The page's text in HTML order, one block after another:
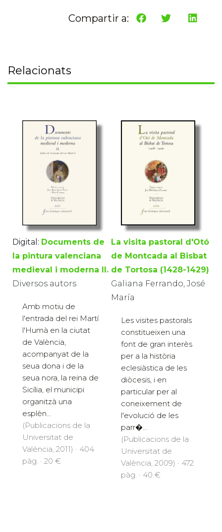
Compartir a:
Relacionats
Digital: Documents de
la pintura valenciana
medieval i moderna II.
Diversos autors
Amb motiu de
l'entrada del rei Martí
l'Humà en la ciutat
de València,
acompanyat de la
seua dona i de la
seua nora, la reina de
Sicília, el municipi
organitzà una
esplèn...
(Publicacions de la
Universitat de
València, 2011) · 404
pàg. · 20 €
La visita pastoral d'Otó
de Montcada al Bisbat
de Tortosa (1428-1429)
Galiana Ferrando, José
María
Les visites pastorals
constitueixen una
font de gran interès
per a la història
eclesiàstica de les
diòcesis, i en
particular per al
coneixement de
l'evolució de les
parr�...
(Publicacions de la
Universitat de
València, 2009) · 472
pàg. · 40 €